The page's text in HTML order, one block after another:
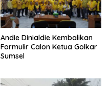
Andie Dinialdie Kembalikan
Formulir Calon Ketua Golkar
Sumsel